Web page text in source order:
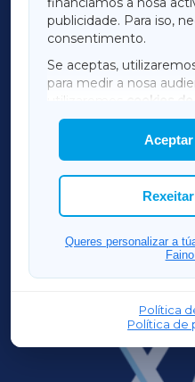
publicidade. Para iso,
consentimento.
Se aceptas,
para medir a nosa
utilizaremos
cookies
mostrar publicidade de
Así mesmo, podes
cookies que desexas
Queres personalizar a
Política
Política de